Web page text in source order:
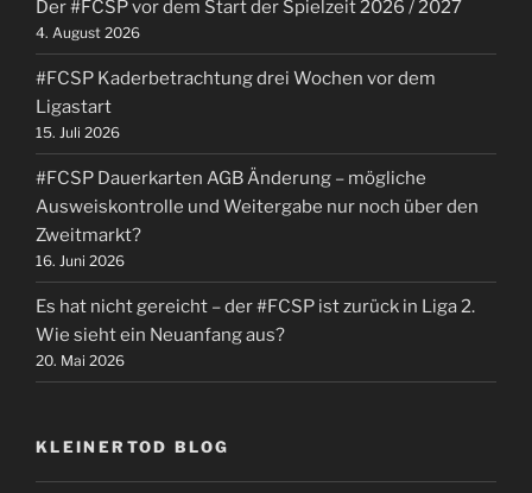
Der #FCSP vor dem Start der Spielzeit 2026 / 2027
4. August 2026
#FCSP Kaderbetrachtung drei Wochen vor dem
Ligastart
15. Juli 2026
#FCSP Dauerkarten AGB Änderung – mögliche
Ausweiskontrolle und Weitergabe nur noch über den
Zweitmarkt?
16. Juni 2026
Es hat nicht gereicht – der #FCSP ist zurück in Liga 2.
Wie sieht ein Neuanfang aus?
20. Mai 2026
KLEINERTOD BLOG